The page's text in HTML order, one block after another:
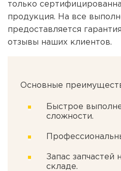
только
продукция. На все
предоставляется
отзывы наших клиентов.
Основные
Быстрое
сложности.
Запас запчастей
складе.